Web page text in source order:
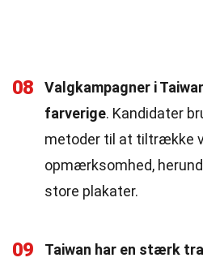
08
Valgkampagner i
farverige. Kandidater
metoder til at tiltrække
opmærksomhed,
store plakater.
09
Taiwan har en stærk